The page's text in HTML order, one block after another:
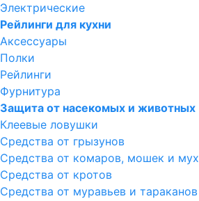
Электрические
Рейлинги для кухни
Аксессуары
Полки
Рейлинги
Фурнитура
Защита от насекомых и животных
Клеевые ловушки
Средства от грызунов
Средства от комаров, мошек и мух
Средства от кротов
Средства от муравьев и тараканов